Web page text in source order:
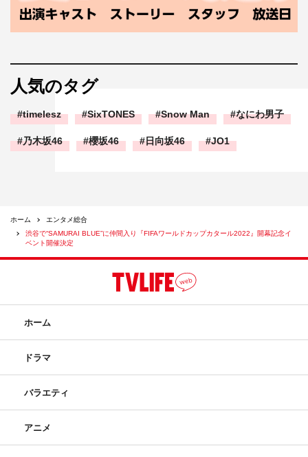
人気のタグ
timelesz SixTONES Snow Man なにわ男子
乃木坂46 櫻坂46 日向坂46 JO1
ホーム
エンタメ総合
渋谷で“SAMURAI BLUE”に仲間入り『FIFAワールドカップカタール2022』開幕記念イ
ベント開催決定
ホーム
ドラマ
バラエティ
アニメ